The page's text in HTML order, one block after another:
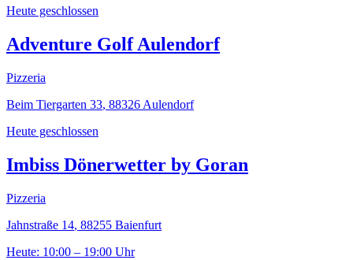
Heute geschlossen
Adventure Golf Aulendorf
Pizzeria
Beim Tiergarten 33, 88326 Aulendorf
Heute geschlossen
Imbiss Dönerwetter by Goran
Pizzeria
Jahnstraße 14, 88255 Baienfurt
Heute: 10:00 – 19:00 Uhr